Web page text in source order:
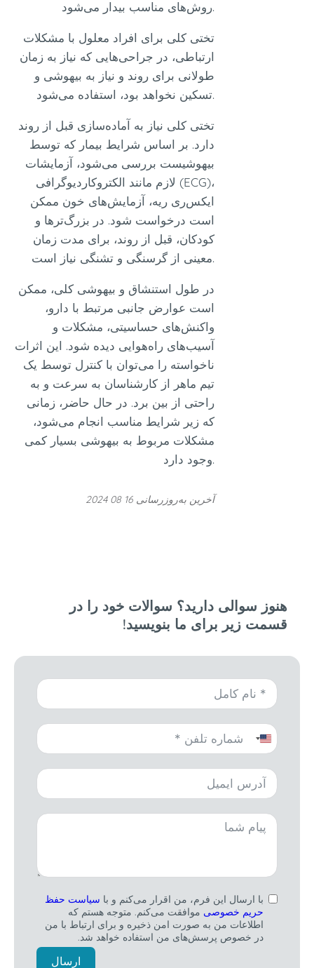
تختی کلی برای افراد معلول با مشکلات
ارتباطی، در جراحی‌هایی که نیاز به زمان
طولانی برای روند و نیاز به بیهوشی و
تختی کلی نیاز به آماده‌سازی قبل از روند
دارد. بر اساس شرایط بیمار که توسط
بیهوشیست بررسی می‌شود، آزمایشات
لازم مانند الکتروکاردیوگرافی (ECG)،
ایکس‌ری ریه، آزمایش‌های خون ممکن
است درخواست شود. در بزرگ‌ترها و
کودکان، قبل از روند، برای مدت زمان
در طول استنشاق و بیهوشی کلی، ممکن
است عوارض جانبی مرتبط با دارو،
واکنش‌های حساسیتی، مشکلات و
آسیب‌های راه‌هوایی دیده شود. این اثرات
ناخواسته را می‌توان با کنترل توسط یک
تیم ماهر از کارشناسان به سرعت و به
راحتی از بین برد. در حال حاضر، زمانی
که زیر شرایط مناسب انجام می‌شود،
مشکلات مربوط به بیهوشی بسیار کمی
آخرین به‌روزرسانی 16 08 2024
سوالی دارید؟ سوالات خود را در
زیر برای ما بنویسید!
United
با ارسال این فرم، من اقرار می‌کنم و باسیاست حفظ
حریم خصوصیموافقت می‌کنم. متوجه هستم که
اطلاعات من به صورت امن ذخیره و برای ارتباط با من
در خصوص پرسش‌های من استفاده خواهد شد.